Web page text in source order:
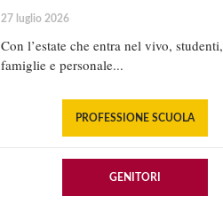
27 luglio 2026
Con l’estate che entra nel vivo, studenti,
famiglie e personale...
PROFESSIONE SCUOLA
GENITORI